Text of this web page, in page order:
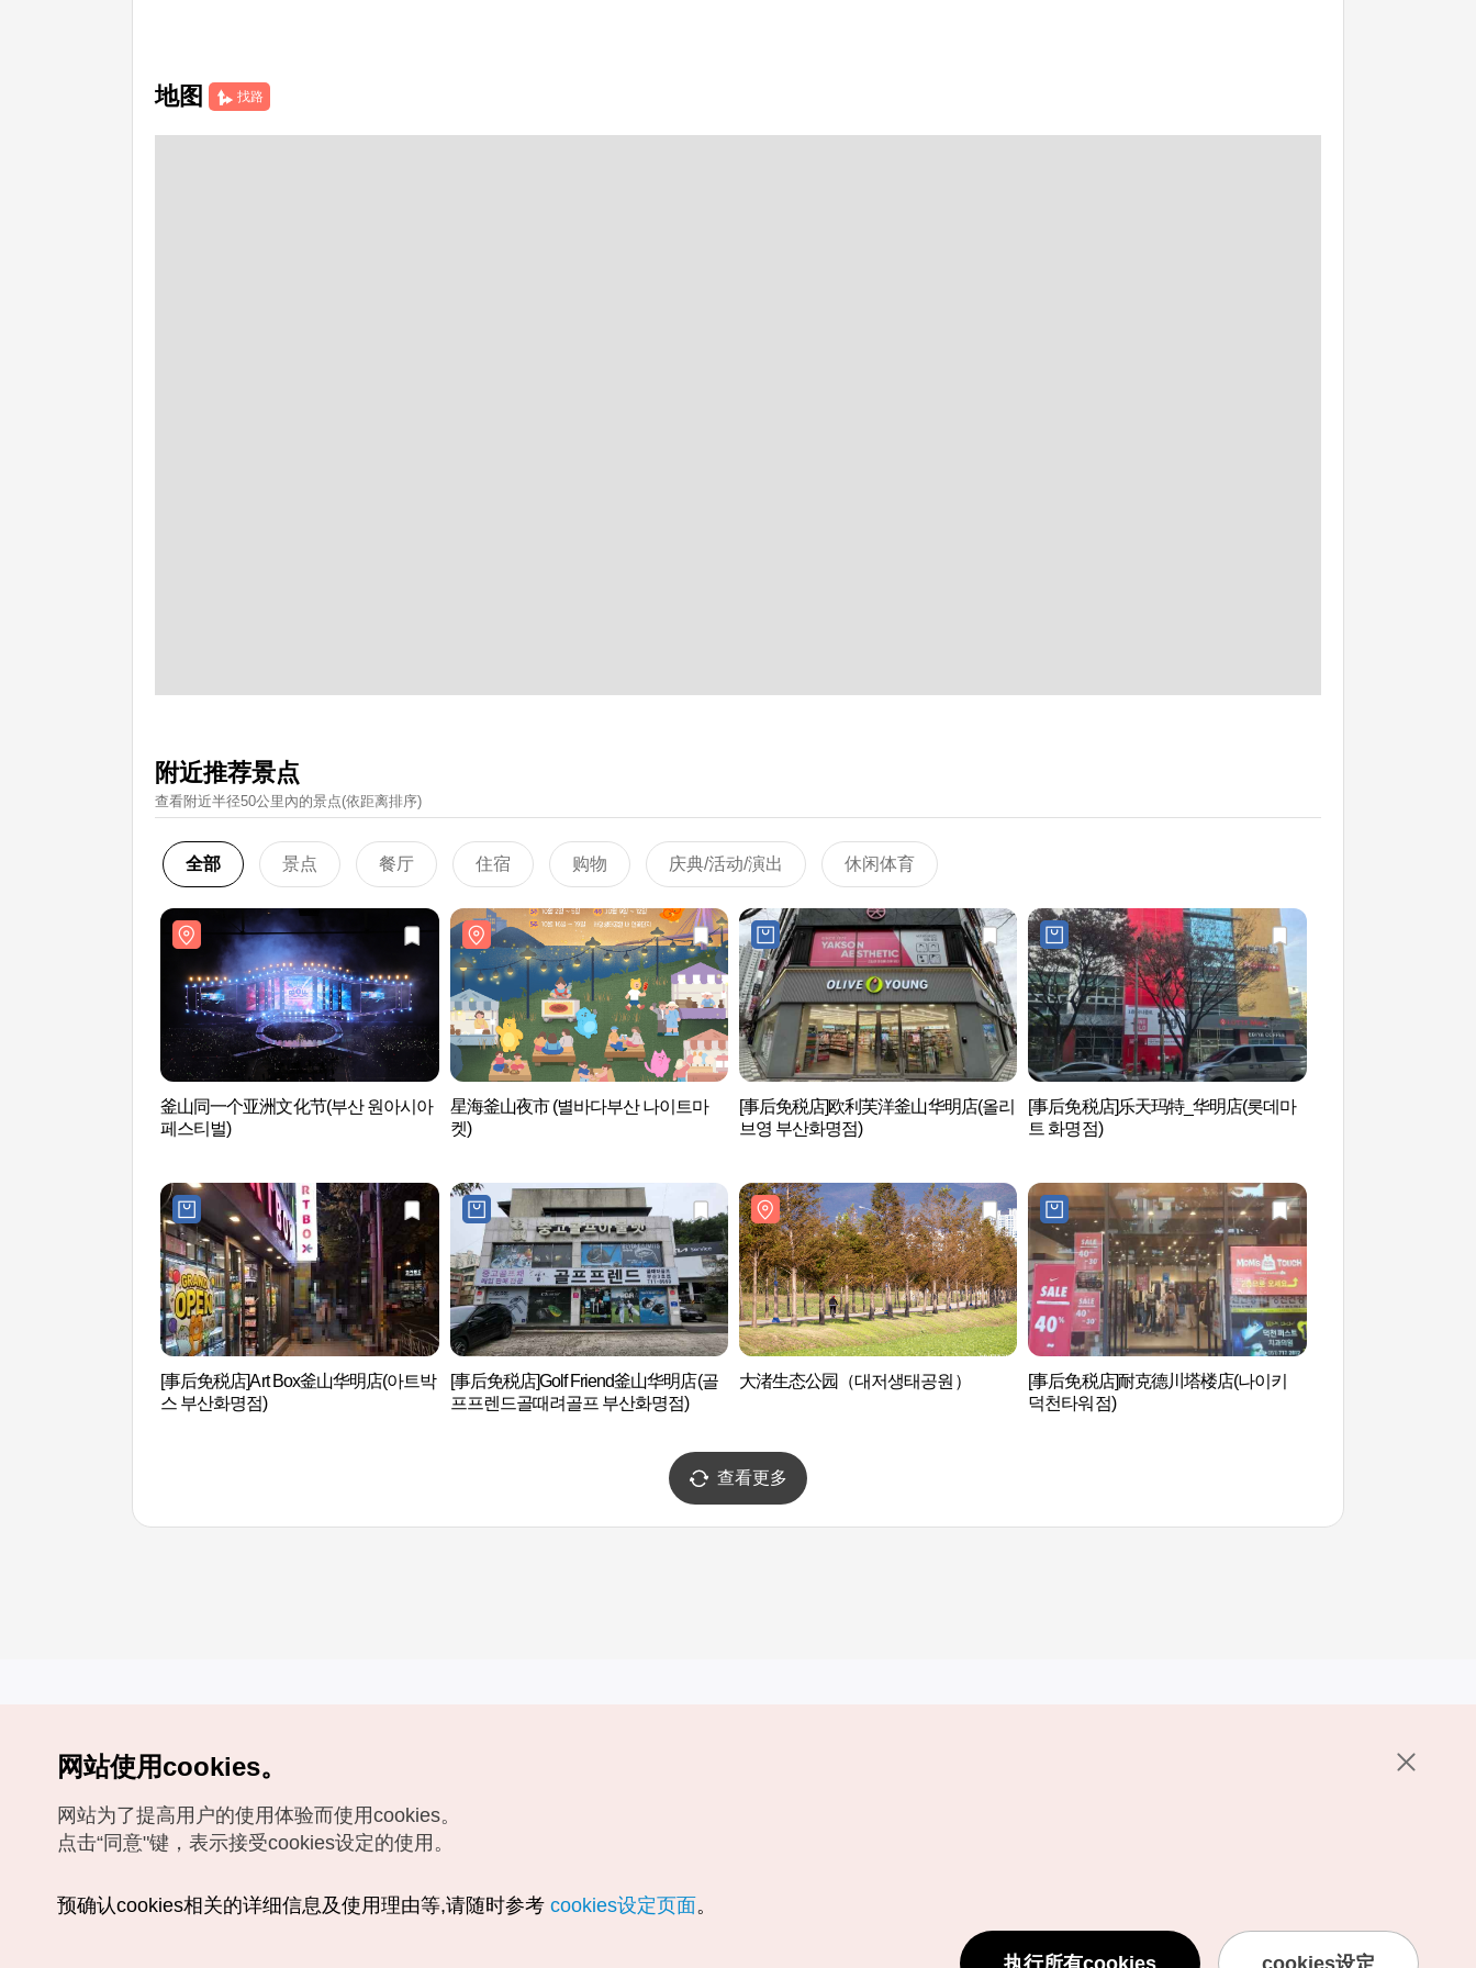
地图 找路
附近推荐景点
查看附近半径50公里內的景点(依距离排序)
全部 景点 餐厅 住宿 购物 庆典/活动/演出 休闲体育
釜山同一个亚洲文化节(부산 원아시아
페스티벌)
星海釜山夜市 (별바다부산 나이트마
켓)
[事后免税店]欧利芙洋釜山华明店(올리
브영 부산화명점)
[事后免税店]乐天玛特_华明店(롯데마
트 화명점)
[事后免税店]Art Box釜山华明店(아트박
스 부산화명점)
[事后免税店]Golf Friend釜山华明店(골
프프렌드골때려골프 부산화명점)
大渚生态公园（대저생태공원）
[事后免税店]耐克德川塔楼店(나이키
덕천타워점)
查看更多
数字图书 / 电子书
定位服务使用条款
个人位置信息处理方针
如有相关疑问或建议，欢迎来信。VISITKOREA官方邮箱
chnsim@knto.or.kr
网站使用cookies。
网站为了提高用户的使用体验而使用cookies。
点击“同意"键，表示接受cookies设定的使用。
预确认cookies相关的详细信息及使用理由等,请随时参考 cookies设定页面。
执行所有cookies cookies设定